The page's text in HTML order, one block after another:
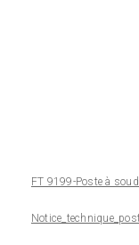
FT 9199-Poste à